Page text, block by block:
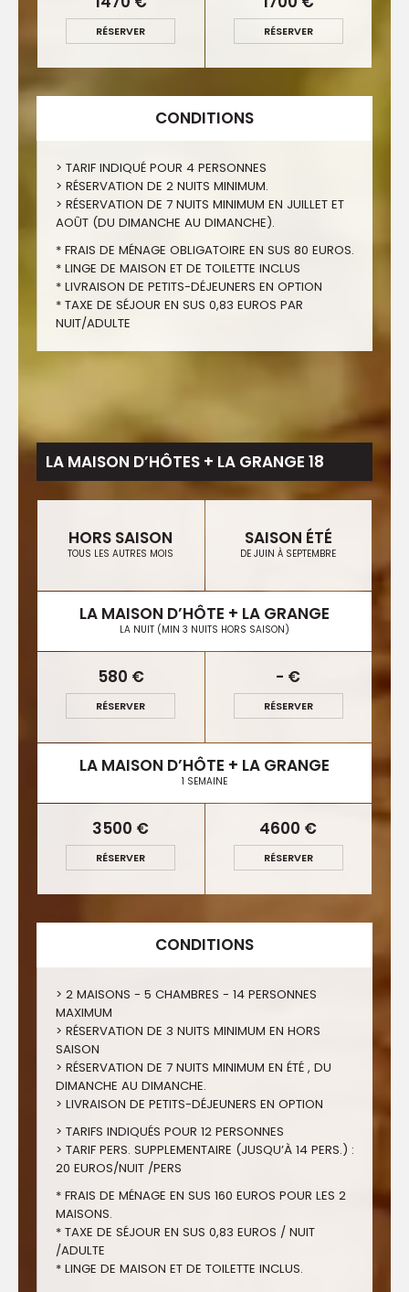
RÉSERVER RÉSERVER
CONDITIONS
> TARIF INDIQUÉ POUR 4 PERSONNES
> RÉSERVATION DE 2 NUITS MINIMUM.
> RÉSERVATION DE 7 NUITS MINIMUM EN JUILLET ET
AOÛT (DU DIMANCHE AU DIMANCHE).
* FRAIS DE MÉNAGE OBLIGATOIRE EN SUS 80 EUROS.
* LINGE DE MAISON ET DE TOILETTE INCLUS
* LIVRAISON DE PETITS-DÉJEUNERS EN OPTION
* TAXE DE SÉJOUR EN SUS 0,83 EUROS PAR
NUIT/ADULTE
LA MAISON D’HÔTES + LA GRANGE 18
HORS SAISON
TOUS LES AUTRES MOIS
SAISON ÉTÉ
DE JUIN À SEPTEMBRE
LA MAISON D’HÔTE + LA GRANGE
LA NUIT (MIN 3 NUITS HORS SAISON)
580 €
RÉSERVER
- €
RÉSERVER
LA MAISON D’HÔTE + LA GRANGE
1 SEMAINE
3500 €
RÉSERVER
4600 €
RÉSERVER
CONDITIONS
> 2 MAISONS - 5 CHAMBRES - 14 PERSONNES
MAXIMUM
> RÉSERVATION DE 3 NUITS MINIMUM EN HORS
SAISON
> RÉSERVATION DE 7 NUITS MINIMUM EN ÉTÉ , DU
DIMANCHE AU DIMANCHE.
> LIVRAISON DE PETITS-DÉJEUNERS EN OPTION
> TARIFS INDIQUÉS POUR 12 PERSONNES
> TARIF PERS. SUPPLEMENTAIRE (JUSQU’À 14 PERS.) :
20 EUROS/NUIT /PERS
* FRAIS DE MÉNAGE EN SUS 160 EUROS POUR LES 2
MAISONS.
* TAXE DE SÉJOUR EN SUS 0,83 EUROS / NUIT
/ADULTE
* LINGE DE MAISON ET DE TOILETTE INCLUS.